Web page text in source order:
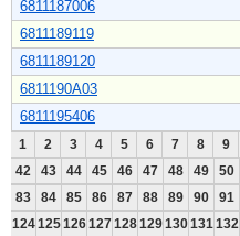
6811187006
6811189119
6811189120
6811190A03
6811195406
1 2 3 4 5 6 7 8 9
42
43 44 45 46 47 48 49 50
83
84 85 86 87 88 89 90 91
124125126127128129130131 132